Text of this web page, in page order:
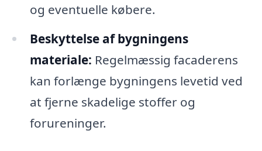
og eventuelle købere.
Beskyttelse af bygningens
materiale: Regelmæssig facaderens
kan forlænge bygningens levetid ved
at fjerne skadelige stoffer og
forureninger.